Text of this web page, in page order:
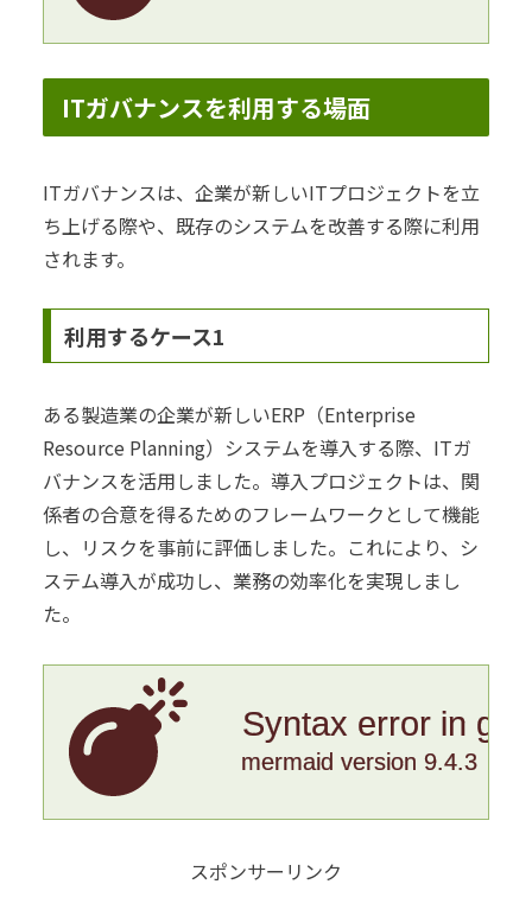
ITガバナンスを利用する場面
ITガバナンスは、企業が新しいITプロジェクトを立
ち上げる際や、既存のシステムを改善する際に利用
されます。
利用するケース1
ある製造業の企業が新しいERP（Enterprise
Resource Planning）システムを導入する際、ITガ
バナンスを活用しました。導入プロジェクトは、関
係者の合意を得るためのフレームワークとして機能
し、リスクを事前に評価しました。これにより、シ
ステム導入が成功し、業務の効率化を実現しまし
た。
Syntax error in
mermaid version 9.4.3
スポンサーリンク